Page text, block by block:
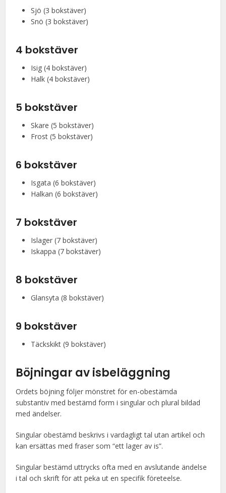
Sjö (3 bokstäver)
Snö (3 bokstäver)
4 bokstäver
Isig (4 bokstäver)
Halk (4 bokstäver)
5 bokstäver
Skare (5 bokstäver)
Frost (5 bokstäver)
6 bokstäver
Isgata (6 bokstäver)
Halkan (6 bokstäver)
7 bokstäver
Islager (7 bokstäver)
Iskappa (7 bokstäver)
8 bokstäver
Glansyta (8 bokstäver)
9 bokstäver
Täckskikt (9 bokstäver)
Böjningar av isbeläggning
Ordets böjning följer mönstret för en-obestämda
substantiv med bestämd form i singular och plural bildad
med ändelser.
Singular obestämd beskrivs i vardagligt tal utan artikel och
kan ersättas med fraser som “ett lager av is”.
Singular bestämd uttrycks ofta med en avslutande ändelse
i tal och skrift för att peka ut en specifik företeelse.